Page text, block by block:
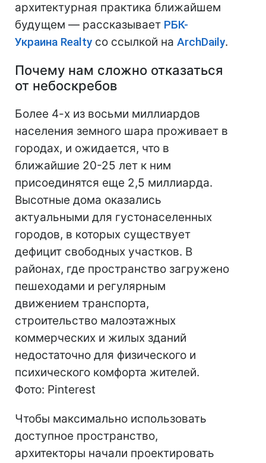
архитектурная практика ближайшем
будущем — рассказывает РБК-
Украина Realty со ссылкой на ArchDaily.
Почему нам сложно отказаться
от небоскребов
Более 4-х из восьми миллиардов
населения земного шара проживает в
городах, и ожидается, что в
ближайшие 20-25 лет к ним
присоединятся еще 2,5 миллиарда.
Высотные дома оказались
актуальными для густонаселенных
городов, в которых существует
дефицит свободных участков. В
районах, где пространство загружено
пешеходами и регулярным
движением транспорта,
строительство малоэтажных
коммерческих и жилых зданий
недостаточно для физического и
психического комфорта жителей.
Фото: Pinterest
Чтобы максимально использовать
доступное пространство,
архитекторы начали проектировать